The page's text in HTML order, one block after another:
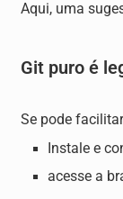
Aqui, uma
Git puro é
Se pode
Instale e
acesse a